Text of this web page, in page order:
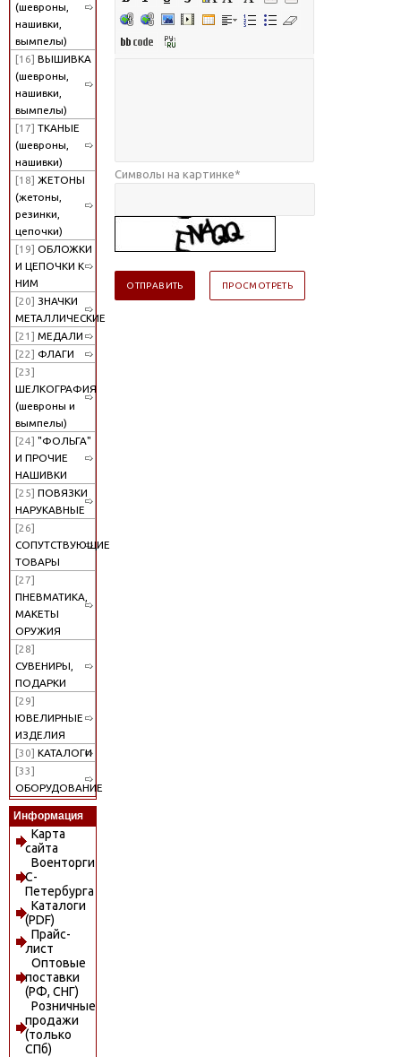
(шевроны,
нашивки,
вымпелы)
[16] ВЫШИВКА
(шевроны,
нашивки,
вымпелы)
[17] ТКАНЫЕ
(шевроны,
нашивки)
[18] ЖЕТОНЫ
(жетоны,
резинки,
цепочки)
[19] ОБЛОЖКИ
И ЦЕПОЧКИ К
НИМ
[20] ЗНАЧКИ
МЕТАЛЛИЧЕСКИЕ
[21] МЕДАЛИ
[22] ФЛАГИ
[23]
ШЕЛКОГРАФИЯ
(шевроны и
вымпелы)
[24] "ФОЛЬГА"
И ПРОЧИЕ
НАШИВКИ
[25] ПОВЯЗКИ
НАРУКАВНЫЕ
[26]
СОПУТСТВУЮЩИЕ
ТОВАРЫ
[27]
ПНЕВМАТИКА,
МАКЕТЫ
ОРУЖИЯ
[28]
СУВЕНИРЫ,
ПОДАРКИ
[29]
ЮВЕЛИРНЫЕ
ИЗДЕЛИЯ
[30] КАТАЛОГИ
[33]
ОБОРУДОВАНИЕ
Информация
Карта
сайта
Военторги
С-
Петербурга
Каталоги
(PDF)
Прайс-
лист
Оптовые
поставки
(РФ, СНГ)
Розничные
продажи
(только
СПб)
Символы на картинке*